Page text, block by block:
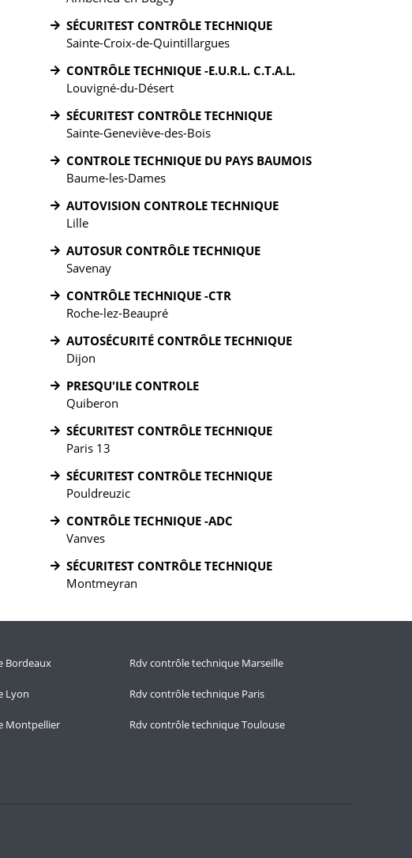
SÉCURITEST CONTRÔLE TECHNIQUE
Sainte-Croix-de-Quintillargues
CONTRÔLE TECHNIQUE -E.U.R.L. C.T.A.L.
Louvigné-du-Désert
SÉCURITEST CONTRÔLE TECHNIQUE
Sainte-Geneviève-des-Bois
CONTROLE TECHNIQUE DU PAYS BAUMOIS
Baume-les-Dames
AUTOVISION CONTROLE TECHNIQUE
Lille
AUTOSUR CONTRÔLE TECHNIQUE
Savenay
CONTRÔLE TECHNIQUE -CTR
Roche-lez-Beaupré
AUTOSÉCURITÉ CONTRÔLE TECHNIQUE
Dijon
PRESQU'ILE CONTROLE
Quiberon
SÉCURITEST CONTRÔLE TECHNIQUE
Paris 13
SÉCURITEST CONTRÔLE TECHNIQUE
Pouldreuzic
CONTRÔLE TECHNIQUE -ADC
Vanves
SÉCURITEST CONTRÔLE TECHNIQUE
Montmeyran
Bordeaux
Lyon
Montpellier
Rdv contrôle technique Marseille
Rdv contrôle technique Paris
Rdv contrôle technique Toulouse